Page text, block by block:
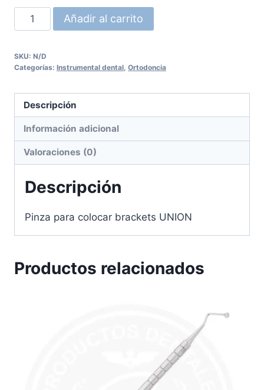
Pinza
para
brackets
cantidad
Añadir al carrito
SKU: N/D
Categorías: Instrumental dental Ortodoncia
Descripción
Información adicional
Valoraciones (0)
Descripción
Pinza para colocar brackets UNION
Productos relacionados